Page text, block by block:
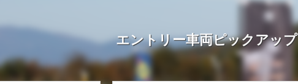
エントリー車両ピックアップ